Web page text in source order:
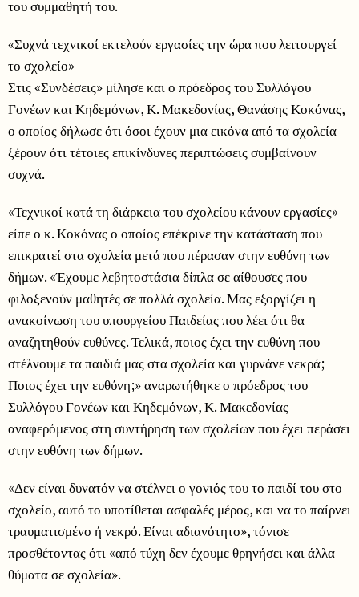
του συμμαθητή του.
«Συχνά τεχνικοί εκτελούν εργασίες την ώρα που λειτουργεί
το σχολείο»
Στις «Συνδέσεις» μίλησε και ο πρόεδρος του Συλλόγου
Γονέων και Κηδεμόνων, Κ. Μακεδονίας, Θανάσης Κοκόνας,
ο οποίος δήλωσε ότι όσοι έχουν μια εικόνα από τα σχολεία
ξέρουν ότι τέτοιες επικίνδυνες περιπτώσεις συμβαίνουν
συχνά.
«Τεχνικοί κατά τη διάρκεια του σχολείου κάνουν εργασίες»
είπε ο κ. Κοκόνας ο οποίος επέκρινε την κατάσταση που
επικρατεί στα σχολεία μετά που πέρασαν στην ευθύνη των
δήμων. «Έχουμε λεβητοστάσια δίπλα σε αίθουσες που
φιλοξενούν μαθητές σε πολλά σχολεία. Μας εξοργίζει η
ανακοίνωση του υπουργείου Παιδείας που λέει ότι θα
αναζητηθούν ευθύνες. Τελικά, ποιος έχει την ευθύνη που
στέλνουμε τα παιδιά μας στα σχολεία και γυρνάνε νεκρά;
Ποιος έχει την ευθύνη;» αναρωτήθηκε ο πρόεδρος του
Συλλόγου Γονέων και Κηδεμόνων, Κ. Μακεδονίας
αναφερόμενος στη συντήρηση των σχολείων που έχει περάσει
στην ευθύνη των δήμων.
«Δεν είναι δυνατόν να στέλνει ο γονιός του το παιδί του στο
σχολείο, αυτό το υποτίθεται ασφαλές μέρος, και να το παίρνει
τραυματισμένο ή νεκρό. Είναι αδιανότητο», τόνισε
προσθέτοντας ότι «από τύχη δεν έχουμε θρηνήσει και άλλα
θύματα σε σχολεία».